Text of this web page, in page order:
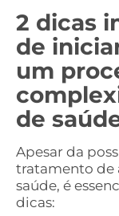
2 dicas
de
um
de
Apesar da
tratamento de
saúde, é
dicas: